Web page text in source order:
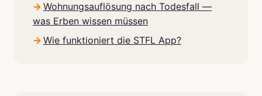
Wohnungsauflösung nach Todesfall —
was Erben wissen müssen
Wie funktioniert die STFL App?